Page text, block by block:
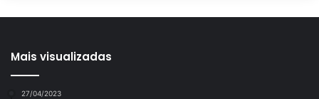
Mais visualizadas
27/04/2023